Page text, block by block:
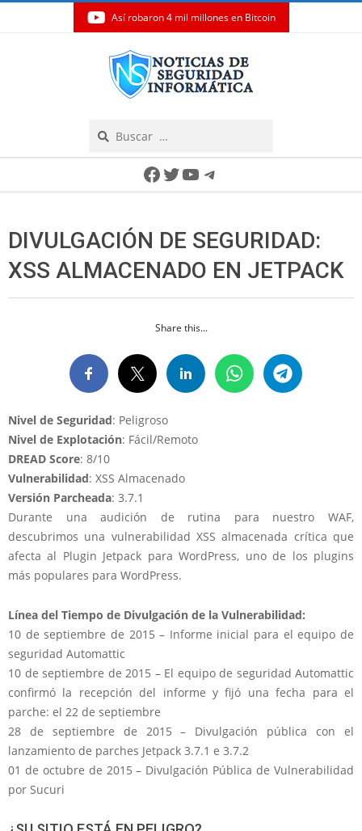
Así robaron 4 mil millones en Bitcoin
Facebook
Twitter
YouTube
Telegram
DIVULGACIÓN DE SEGURIDAD:
XSS ALMACENADO EN JETPACK
Share this...
Nivel de Seguridad: Peligroso
Nivel de Explotación: Fácil/Remoto
DREAD Score: 8/10
Vulnerabilidad: XSS Almacenado
Versión Parcheada: 3.7.1
Durante una audición de rutina para nuestro WAF,
descubrimos una vulnerabilidad XSS almacenada crítica que
afecta al Plugin Jetpack para WordPress, uno de los plugins
más populares para WordPress.
Línea del Tiempo de Divulgación de la Vulnerabilidad:
10 de septiembre de 2015 – Informe inicial para el equipo de
seguridad Automattic
10 de septiembre de 2015 – El equipo de seguridad Automattic
confirmó la recepción del informe y fijó una fecha para el
parche: el 22 de septiembre
28 de septiembre de 2015 – Divulgación pública con el
lanzamiento de parches Jetpack 3.7.1 e 3.7.2
01 de octubre de 2015 – Divulgación Pública de Vulnerabilidad
por Sucuri